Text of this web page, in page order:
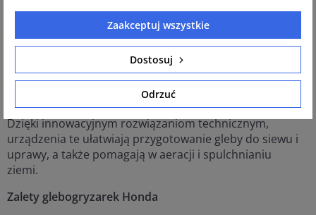
Pokazuje 1-8(z 8 produktów)
Glebogryzarki Honda to jedne z najbardziej cenionych
maszyn ogrodniczych, które charakteryzują się wysoką
jakością wykonania, trwałością oraz niezawodnością.
Dzięki innowacyjnym rozwiązaniom technicznym,
urządzenia te ułatwiają przygotowanie gleby do siewu i
uprawy, a także pomagają w aeracji i spulchnianiu
ziemi.
Zalety glebogryzarek Honda
Odrzuć
Dostosuj
Zaakceptuj wszystkie